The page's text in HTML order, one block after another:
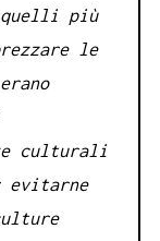
più
le
culturali
evitarne